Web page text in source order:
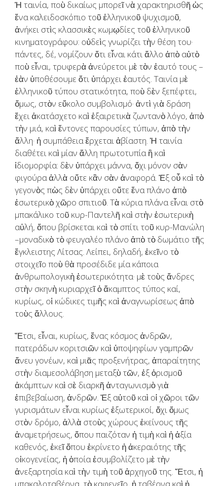
Ἡ ταινία, ποὺ δικαίως μπορεῖ νὰ χαρακτηρισθῆ ὡς
ἕνα καλειδοσκόπιο τοῦ ἑλληνικοῦ ψυχισμοῦ,
ἀνήκει στὶς κλασσικὲς κωμῳδίες τοῦ ἑλληνικοῦ
κινηματογράφου: οὐδεὶς γνωρίζει τὴν θέση του·
πάντες, δέ, νομίζουν ὅτι εἶναι κάτι ἄλλο ἀπὸ αὐτὸ
ποὺ εἶναι, τρυφερὰ ἀνεύρετοι μὲ τὸν ἑαυτό τους –
ἐὰν ὑποθέσουμε ὅτι ὑπάρχει ἑαυτός. Ταινία μὲ
ἑλληνικοῦ τύπου στατικότητα, ποὺ δὲν ξεπέφτει,
ὅμως, στὸν εὔκολο συμβολισμό· ἀντὶ γιὰ δράση
ἔχει ἀκατάσχετο καὶ ἐξαιρετικὰ ζωντανὸ λόγο, ἀπὸ
τὴν μιά, καὶ ἔντονες παρουσίες τύπων, ἀπὸ τὴν
ἄλλη· ἡ συμπάθεια ἔρχεται ἀβίαστη. Ἡ ταινία
διαθέτει καὶ μίαν ἄλλη πρωτοτυπία ἢ καὶ
ἰδιομορφία: δὲν ὑπάρχει μάννα, ὄχι μόνον σὰν
φιγούρα ἀλλὰ οὔτε κἂν σὰν ἀναφορά. Ἐξ οὗ καὶ τὸ
γεγονὸς πὼς δὲν ὑπάρχει οὔτε ἕνα πλάνο ἀπὸ
ἐσωτερικὸ χῶρο σπιτιοῦ. Τὰ κύρια πλάνα εἶναι στὸ
μπακάλικο τοῦ κυρ-Παντελῆ καὶ στὴν ἐσωτερικὴ
αὐλή, ὅπου βρίσκεται καὶ τὸ σπίτι τοῦ κυρ-Μανώλη
–μοναδικὸ τὸ φευγαλέο πλάνο ἀπὸ τὸ δωμάτιο τῆς
ἔγκλειστης Λίτσας. Λείπει, δηλαδή, ἐκεῖνο τὸ
στοιχεῖο ποὺ θὰ προσέδιδε μία κάποια
ἀνθρωπολογικὴ ἐσωτερικότητα· μὲ τοὺς ἄνδρες
στὴν σκηνὴ κυριαρχεῖ ὁ ἄκαμπτος τύπος καί,
κυρίως, οἱ κώδικες τιμῆς καὶ ἀναγνωρίσεως ἀπὸ
τοὺς ἄλλους.
Ἔτσι, εἶναι, κυρίως, ἕνας κόσμος ἀνδρῶν,
πατεράδων κοριτσιῶν καὶ ὑποψηφίων γαμπρῶν
ἄνευ γονέων, καὶ μιᾶς προξενήτρας, ἀπαραίτητης
στὴν διαμεσολάβηση μεταξὺ τῶν, ἐξ ὁρισμοῦ
ἀκάμπτων καὶ σὲ διαρκῆ ἀνταγωνισμὸ γιὰ
ἐπιβεβαίωση, ἀνδρῶν. Ἐξ αὐτοῦ καὶ οἱ χῶροι τῶν
γυρισμάτων εἶναι κυρίως ἐξωτερικοί, ὄχι ὅμως
στὸν δρόμο, ἀλλὰ στοὺς χώρους ἐκείνους τῆς
ἀναμετρήσεως, ὅπου παιζόταν ἡ τιμὴ καὶ ἡ ἀξία
καθενός, ἐκεῖ ὅπου ἐκρίνετο ἡ ἀκεραιότης τῆς
οἰκογενείας, ἡ ὁποία ἐσυμβολίζετο μὲ τὴν
ἀνεξαρτησία καὶ τὴν τιμὴ τοῦ ἀρχηγοῦ της. Ἔτσι, ἡ